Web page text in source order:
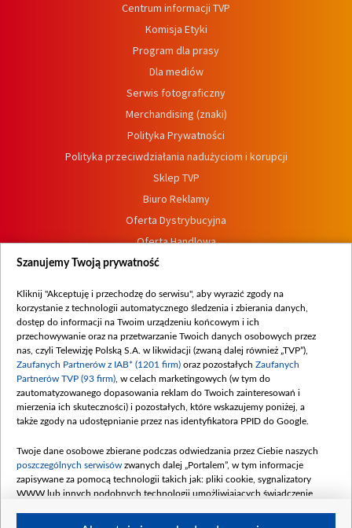
Centrum informacji TVP
Komisja Etyki
Program dla prasy
Dla mediów
Serwis fotograficzny
Merchandising (znaki)
Polityka Prywatności
Polityka przeciwdziałania nadużyciom i korupcji
Sklep TVP
Biuro Reklamy
Oferta Dystrybucyjna
Oferta Handlowa
Dostępność
Procedura zgłoszeń wewnętrznych
Szanujemy Twoją prywatność
Kliknij "Akceptuję i przechodzę do serwisu", aby wyrazić zgody na
korzystanie z technologii automatycznego śledzenia i zbierania danych,
dostęp do informacji na Twoim urządzeniu końcowym i ich
przechowywanie oraz na przetwarzanie Twoich danych osobowych przez
nas, czyli Telewizję Polską S.A. w likwidacji (zwaną dalej również „TVP”),
Zaufanych Partnerów z IAB* (1201 firm) oraz pozostałych Zaufanych
Partnerów TVP (93 firm) , w celach marketingowych (w tym do
zautomatyzowanego dopasowania reklam do Twoich zainteresowań i
mierzenia ich skuteczności) i pozostałych, które wskazujemy poniżej, a
także zgody na udostępnianie przez nas identyfikatora PPID do Google.
Twoje dane osobowe zbierane podczas odwiedzania przez Ciebie naszych
poszczególnych serwisów zwanych dalej „Portalem”, w tym informacje
zapisywane za pomocą technologii takich jak: pliki cookie, sygnalizatory
WWW lub innych podobnych technologii umożliwiających świadczenie